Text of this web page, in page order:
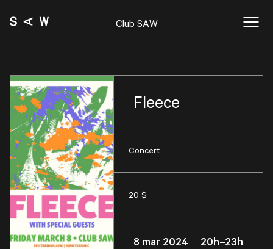
Club SAW
Fleece
Concert
20 $
8 mar 2024 20h–23h